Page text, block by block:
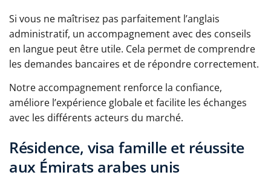
Si vous ne maîtrisez pas parfaitement l’anglais
administratif, un accompagnement avec des conseils
en langue peut être utile. Cela permet de comprendre
les demandes bancaires et de répondre correctement.
Notre accompagnement renforce la confiance,
améliore l’expérience globale et facilite les échanges
avec les différents acteurs du marché.
Résidence, visa famille et réussite
aux Émirats arabes unis